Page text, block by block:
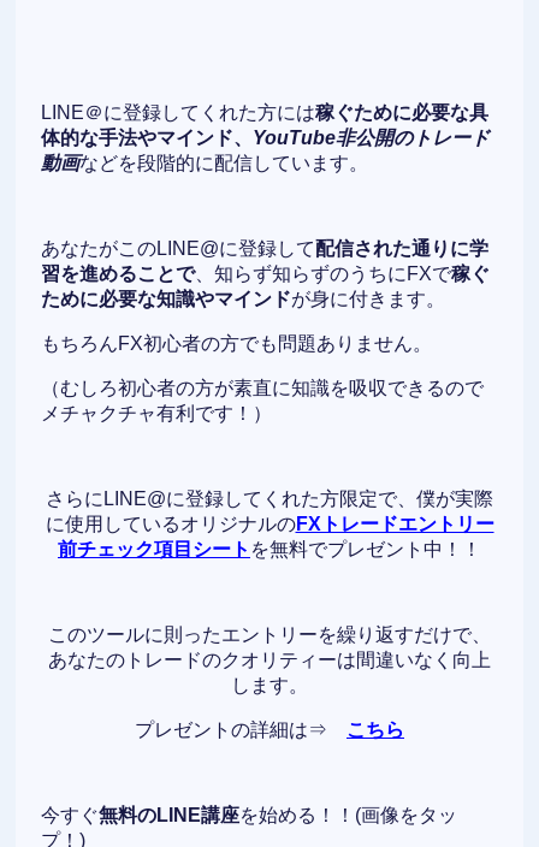
LINE＠に登録してくれた方には稼ぐために必要な具
体的な手法やマインド、 YouTube非公開のトレード
動画などを段階的に配信しています。
あなたがこのLINE@に登録して配信された通りに学
習を進めることで、知らず知らずのうちにFXで稼ぐ
ために必要な知識やマインドが身に付きます。
もちろんFX初心者の方でも問題ありません。
（むしろ初心者の方が素直に知識を吸収できるので
メチャクチャ有利です！）
さらにLINE@に登録してくれた方限定で、僕が実際
に使用しているオリジナルのFXトレードエントリー
前チェック項目シート を無料でプレゼント中！！
このツールに則ったエントリーを繰り返すだけで、
あなたのトレードのクオリティーは間違いなく向上
します。
プレゼントの詳細は⇒ こちら
今すぐ無料のLINE講座を始める！！(画像をタッ
プ！)